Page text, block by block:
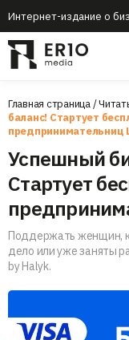
Интернет-издание о
Главная страница/
баланс! Стартует
предпринимательниц
Успешный
Стартует
Поддержать женщин,
дело или уже заняты
by Halyk.